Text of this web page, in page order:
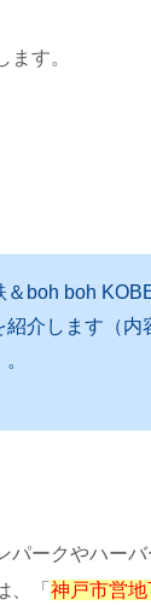
ます。
＆boh boh
紹介します（内
パークやハー
、「 神戸市営